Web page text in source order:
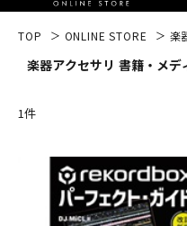
エレキ
キーボ
TOP ONLINE STORE 楽
楽器アクセサリ 書籍・メ
1件